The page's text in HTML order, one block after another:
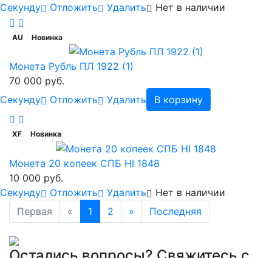
Cекунду
Отложить Удалить Нет в наличии
AU Новинка
Монета Рубль ПЛ 1922 (1)
70 000 руб.
Cекунду
Отложить Удалить В корзину
XF Новинка
Монета 20 копеек СПБ НI 1848
10 000 руб.
Cекунду
Отложить Удалить
Нет в наличии
Первая
« 1 2 » Последняя